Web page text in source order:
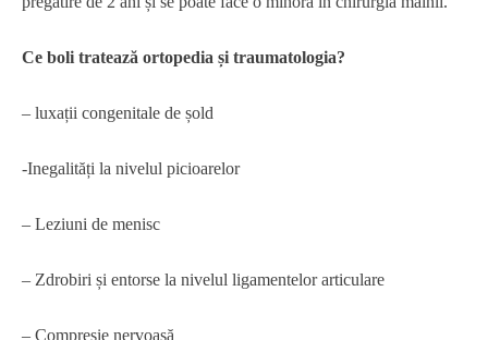
Ce boli tratează ortopedia și traumatologia?
– luxații congenitale de șold
-Inegalități la nivelul picioarelor
– Leziuni de menisc
– Zdrobiri și entorse la nivelul ligamentelor articulare
– Compresie nervoasă